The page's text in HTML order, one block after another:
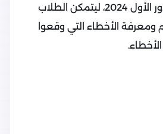
امتحان الأسباني الدور الأول 2024، ليتمكن الطلاب
ومعرفة الأخطاء التي وقعوا